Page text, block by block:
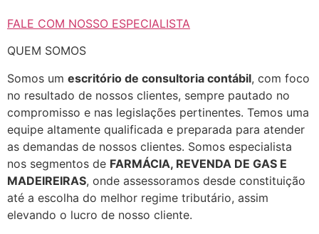
FALE COM NOSSO ESPECIALISTA
QUEM SOMOS
Somos um escritório de consultoria contábil, com foco
no resultado de nossos clientes, sempre pautado no
compromisso e nas legislações pertinentes. Temos uma
equipe altamente qualificada e preparada para atender
as demandas de nossos clientes. Somos especialista
nos segmentos de FARMÁCIA, REVENDA DE GAS E
MADEIREIRAS, onde assessoramos desde constituição
até a escolha do melhor regime tributário, assim
elevando o lucro de nosso cliente.